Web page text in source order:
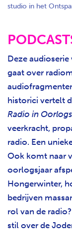
studio in het
Deze audioserie
gaat over
historici vertelt
Radio in
veerkracht,
radio. Een
Ook komt naar
oorlogsjaar
Hongerwinter,
bedrijven
rol van de
stil over de